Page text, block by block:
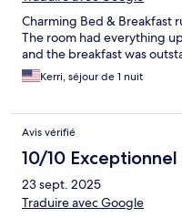
Charming Bed & Breakfast
The room had everything
and the breakfast was
Kerri, séjour de 1 nuit
Avis vérifié
10/10 Exceptionnel
23 sept. 2025
Traduire avec Google